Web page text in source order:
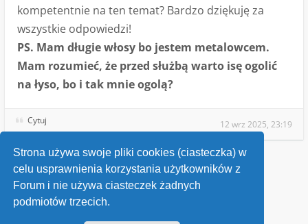
Strona używa swoje pliki cookies (ciasteczka) w
celu usprawnienia korzystania użytkowników z
Forum i nie używa ciasteczek żadnych
podmiotów trzecich.
kompetentnie na ten temat? Bardzo dziękuję za
wszystkie odpowiedzi!
PS. Mam długie włosy bo jestem metalowcem.
Mam rozumieć, że przed służbą warto isę ogolić
na łyso, bo i tak mnie ogolą?
Cytuj 12 wrz 2025, 23:19
Wróć do „Pytania o służbę wojskową”